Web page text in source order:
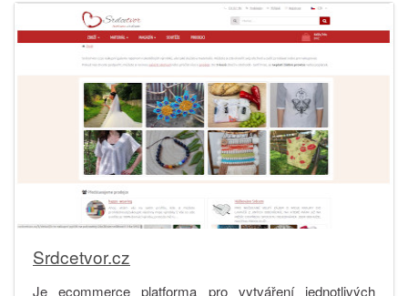
Srdcetvor.cz
Je ecommerce platforma pro vytváření jednotlivých